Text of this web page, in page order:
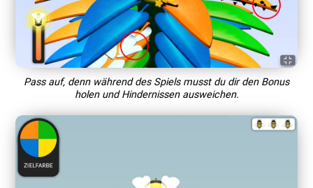
Pass auf, denn während des Spiels musst du dir den Bonus
holen und Hindernissen ausweichen.